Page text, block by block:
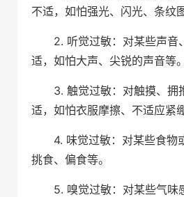
不适，如怕强光、闪光、条纹
2. 听觉过敏：对某些声音
适，如怕大声、尖锐的声音等。
3. 触觉过敏：对触摸、拥
适，如怕衣服摩擦、不适应紧
4. 味觉过敏：对某些食物
挑食、偏食等。
5. 嗅觉过敏：对某些气味